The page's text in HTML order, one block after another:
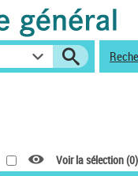
Voir la sélection (0)